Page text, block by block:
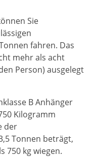
Sie
fahren. Das
mehr als acht
Person) ausgelegt
B Anhänger
Kilogramm
der
Tonnen beträgt,
750 kg wiegen.